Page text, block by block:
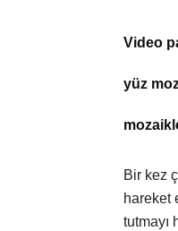
Video
yüz
Bir kez
hareket
tutmayı